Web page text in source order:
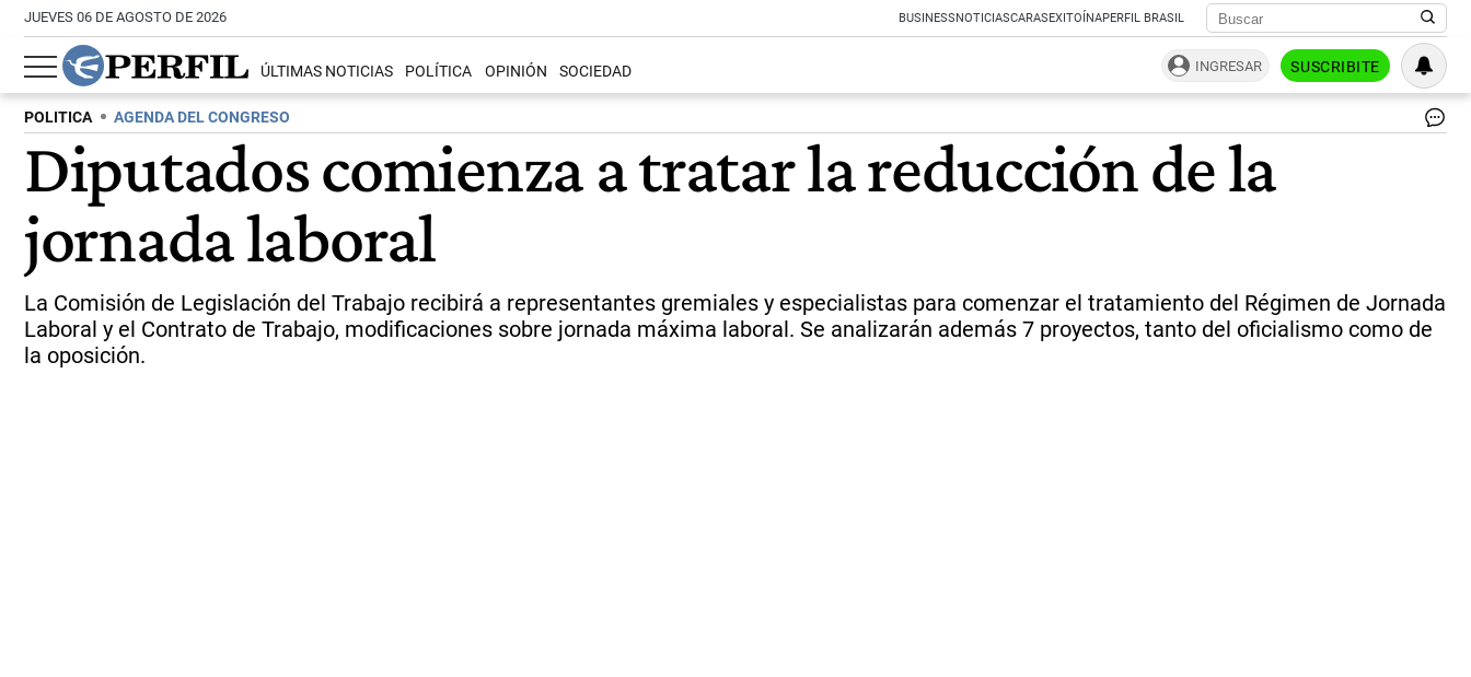
JUEVES 06 DE AGOSTO DE 2026 BUSINESSNOTICIASCARASEXITOÍNAPERFIL BRASIL
ÚLTIMAS NOTICIAS POLÍTICA OPINIÓN SOCIEDAD INGRESAR SUSCRIBITE
POLITICA AGENDA DEL CONGRESO
Diputados comienza a tratar la reducción de la
jornada laboral
La Comisión de Legislación del Trabajo recibirá a representantes gremiales y especialistas para comenzar el tratamiento del Régimen de Jornada
Laboral y el Contrato de Trabajo, modificaciones sobre jornada máxima laboral. Se analizarán además 7 proyectos, tanto del oficialismo como de
la oposición.